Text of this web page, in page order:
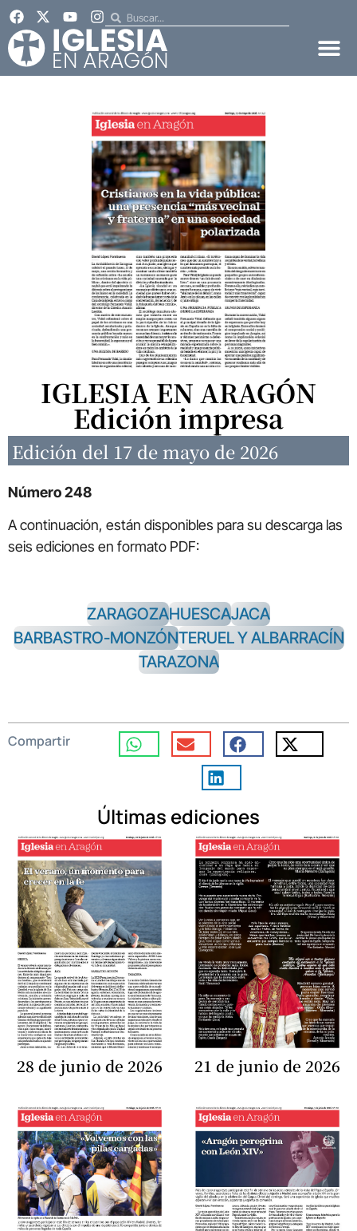
IGLESIA EN ARAGÓN
Edición impresa
Edición del 17 de mayo de 2026
Número 248
A continuación, están disponibles para su descarga las
seis ediciones en formato PDF:
ZARAGOZAHUESCAJACA
BARBASTRO-MONZÓNTERUEL Y ALBARRACÍN
TARAZONA
Compartir
Últimas ediciones
28 de junio de 2026 21 de junio de 2026